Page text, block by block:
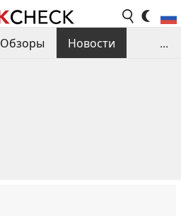
Обзоры
Новости
...